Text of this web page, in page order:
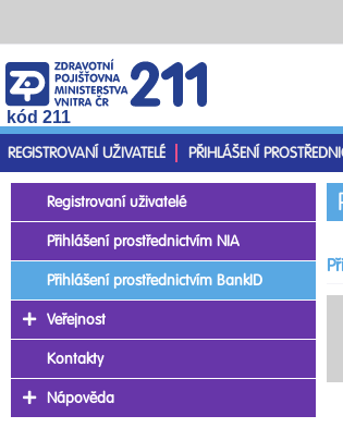
kód 211
REGISTROVANÍ UŽIVATELÉ
PŘIHLÁŠENÍ
Registrovaní uživatelé
Přihlášení prostřednictvím NIA
Přihlášení prostřednictvím BankID
Veřejnost
Kontakty
Nápověda